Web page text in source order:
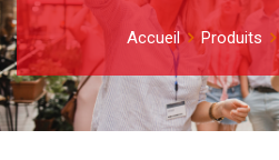
Accueil Produits